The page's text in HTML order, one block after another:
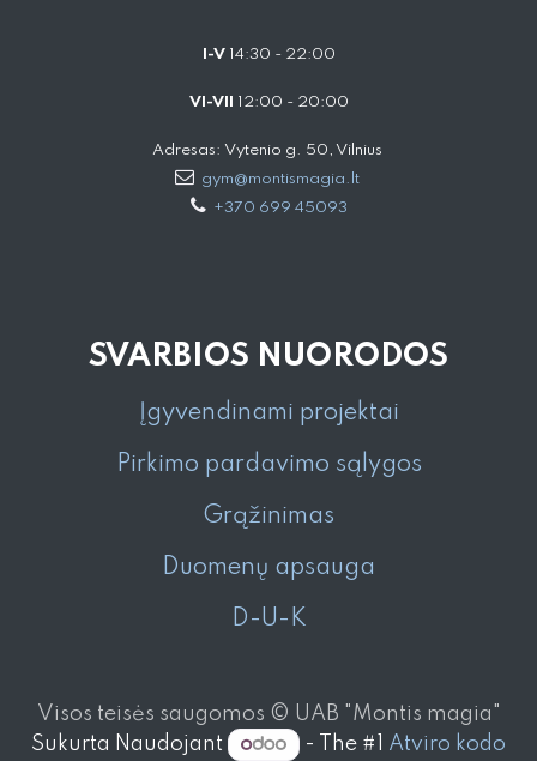
I-V14:30 - 22:00
VI-VII 12:00 - 20:00
Adresas: Vytenio g. 50, Vilnius
gym@montismagia.lt
+370 699 45093
SVARBIOS NUORODOS
Įgyvendinami projektai
Pirkimo pardavimo sąlygos
Grąžinimas
Duomenų apsauga
D-U-K
Visos teisės saugomos © UAB "Montis magia"
Sukurta Naudojant
- The #1 Atviro kodo